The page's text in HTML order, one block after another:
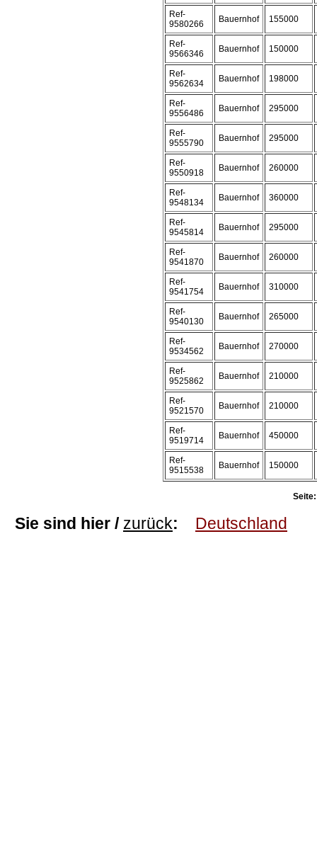
Ref-
9580266
Bauernhof 155000
Ref-
9566346
Bauernhof 150000
Ref-
9562634
Bauernhof 198000
Ref-
9556486
Bauernhof 295000
Ref-
9555790
Bauernhof 295000
Ref-
9550918
Bauernhof 260000
Ref-
9548134
Bauernhof 360000
Ref-
9545814
Bauernhof 295000
Ref-
9541870
Bauernhof 260000
Ref-
9541754
Bauernhof 310000
Ref-
9540130
Bauernhof 265000
Ref-
9534562
Bauernhof 270000
Ref-
9525862
Bauernhof 210000
Ref-
9521570
Bauernhof 210000
Ref-
9519714
Bauernhof 450000
Ref-
9515538
Bauernhof 150000
Seite:
Sie sind hier / zurück: Deutschland